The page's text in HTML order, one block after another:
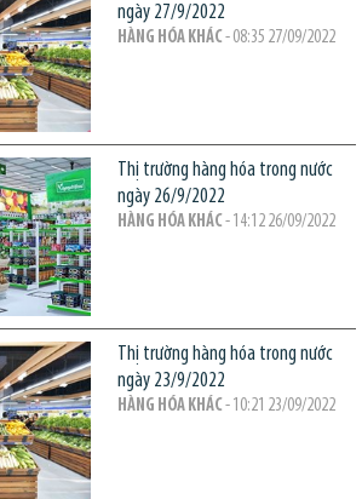
ngày 27/9/2022
HÀNG HÓA KHÁC - 08:35 27/09/2022
Thị trường hàng hóa trong nước
ngày 26/9/2022
HÀNG HÓA KHÁC - 14:12 26/09/2022
Thị trường hàng hóa trong nước
ngày 23/9/2022
HÀNG HÓA KHÁC - 10:21 23/09/2022